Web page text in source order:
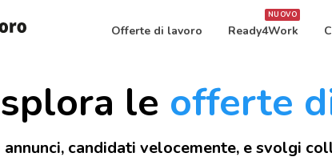
Offerte di lavoro
NUOVO
Ready4Work
le offerte
candidati velocemente, e svolgi